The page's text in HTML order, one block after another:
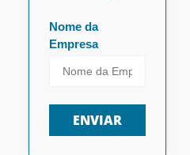
Nome da
Empresa
ENVIAR